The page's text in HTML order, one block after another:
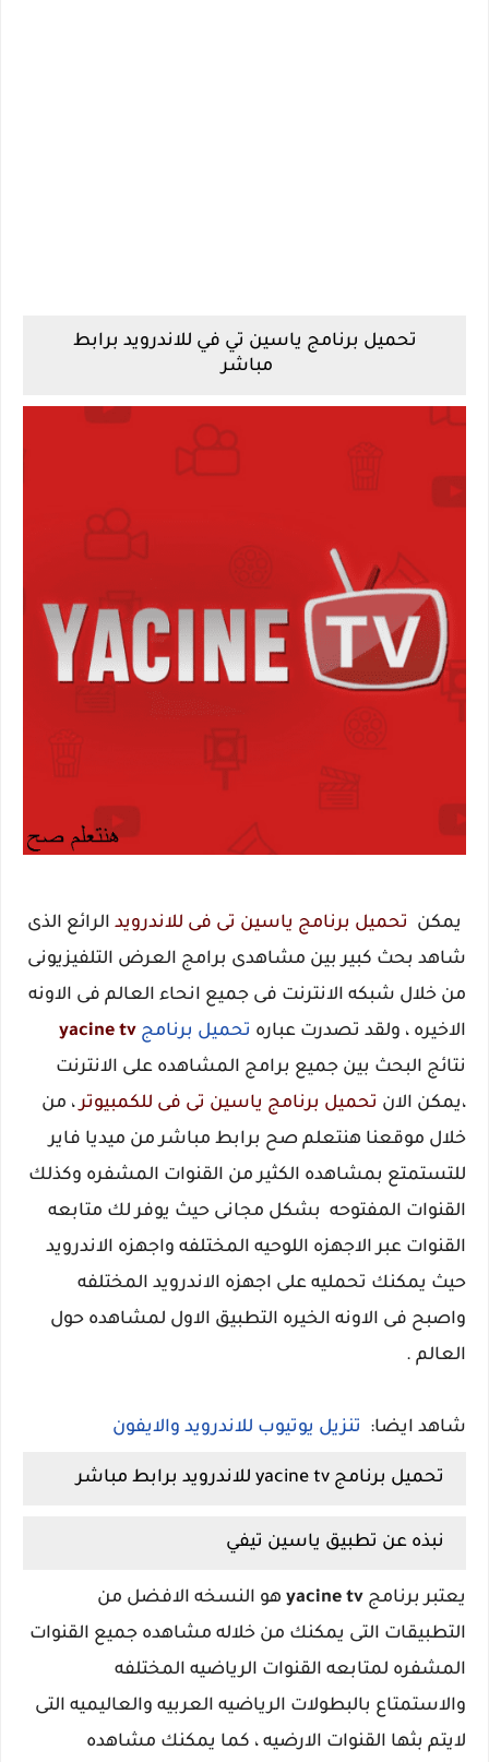
تحميل برنامج ياسين تي في للاندرويد برابط
مباشر
يمكن تحميل برنامج ياسين تى فى للاندرويد الرائع الذى
شاهد بحث كبير بين مشاهدى برامج العرض التلفيزيونى
من خلال شبكه الانترنت فى جميع انحاء العالم فى الاونه
الاخيره ، ولقد تصدرت عباره تحميل برنامج
نتائج البحث بين جميع برامج المشاهده على الانترنت
،يمكن الان تحميل برنامج ياسين تى فى للكمبيوتر، من
خلال موقعنا هنتعلم صح برابط مباشر من ميديا فاير
للتستمتع بمشاهده الكثير من القنوات المشفره وكذلك
القنوات المفتوحه بشكل مجانى حيث يوفر لك متابعه
القنوات عبر الاجهزه اللوحيه المختلفه واجهزه الاندرويد
حيث يمكنك تحمليه على اجهزه الاندرويد المختلفه
واصبح فى الاونه الخيره التطبيق الاول لمشاهده حول
العالم .
شاهد ايضا: تنزيل يوتيوب للاندرويد والايفون
تحميل برنامج yacine tv للاندرويد برابط مباشر
نبذه عن تطبيق ياسين تيفي
يعتبر برنامج
هو النسخه الافضل من
التطبيقات التى يمكنك من خلاله مشاهده جميع القنوات
المشفره لمتابعه القنوات الرياضيه المختلفه
والاستمتاع بالبطولات الرياضيه العربيه والعاليميه التى
لايتم بثها القنوات الارضيه ، كما يمكنك مشاهده